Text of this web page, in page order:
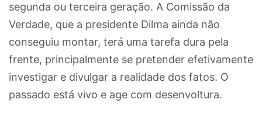
segunda ou terceira geração. A Comissão da
Verdade, que a presidente Dilma ainda não
conseguiu montar, terá uma tarefa dura pela
frente, principalmente se pretender efetivamente
investigar e divulgar a realidade dos fatos. O
passado está vivo e age com desenvoltura.